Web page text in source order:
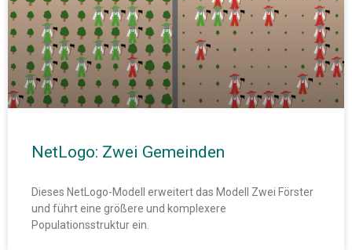
NetLogo: Zwei Gemeinden
Dieses NetLogo-Modell erweitert das Modell Zwei Förster
und führt eine größere und komplexere
Populationsstruktur ein.